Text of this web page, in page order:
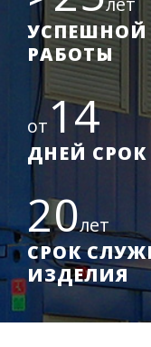
УСПЕШНОЙ
РАБОТЫ
от14
ДНЕЙ
20лет
СРОК
ИЗДЕЛИЯ